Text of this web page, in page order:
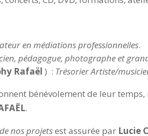
en médiations professionnelles.
pédagogue, photographe et
Rafaël ) : Trésorier Artiste/
bénévolement de leur
.
nos projetsest assurée par Lucie